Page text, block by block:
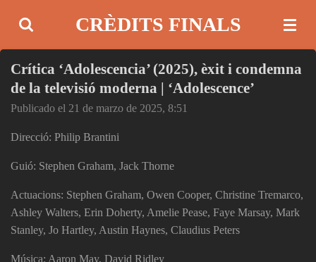
contenido
principal
CRÈDITS FINALS
Crítica ‘Adolescencia’ (2025), èxit i condemna
de la televisió moderna | ‘Adolescence’
Publicado el 21 de marzo de 2025, 8:51
Direcció: Philip Brantini
Guió: Stephen Graham, Jack Thorne
Actuacions: Stephen Graham, Owen Cooper, Christine Tremarco,
Ashley Walters, Erin Doherty, Amelie Pease, Faye Marsay, Mark
Stanley, Jo Hartley, Austin Haynes, Claudius Peters
Música: Aaron May, David Ridley